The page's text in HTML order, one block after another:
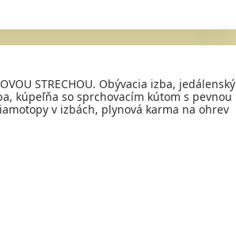
STRECHOU. Obývacia izba, jedálenský
kúpeľňa so sprchovacím kútom s pevnou
v izbách, plynová karma na ohrev